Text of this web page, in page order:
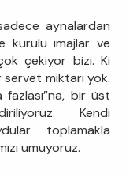
aynalardan
kurulu imajlar ve
çekiyor bizi. Ki
miktarı yok.
fazlası”na, bir üst
Kendi
toplamakla
umuyoruz.